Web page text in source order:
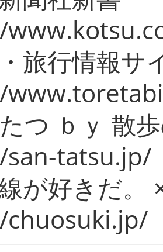
旅行情報サ
つ ｂｙ 散
tatsu.jp/
が好きだ。